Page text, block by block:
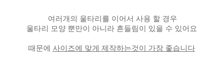
여러개의 울타리를 이어서 사용 할 경우
울타리 모양 뿐만이 아니라 흔들림이 있을 수 있어요
때문에 사이즈에 맞게 제작하는것이 가장 좋습니다